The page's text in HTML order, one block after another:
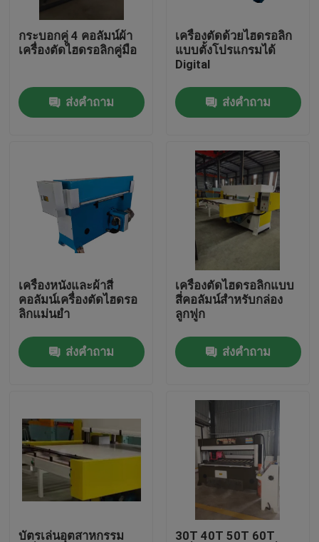
เกี่ยวกับเรา
ควบคุมคุณภาพ
ติดต่อเรา
เครื่องตัดไฮดรอลิก
กดเครื่องตัดไฮดรอลิก
เครื่องตัดแขนสว่านแบบไฮดรอลิค
กระบอกคู่ 4 คอลัมน์ผ้า
เครื่องตัดไฮดรอลิกคู่มือ
ส่งคำถาม
เครื่องตัดด้วยไฮดรอลิก
แบบตั้งโปรแกรมได้
Digital
ส่งคำถาม
เครื่องหนังและผ้าสี่
คอลัมน์เครื่องตัดไฮดรอ
ลิกแม่นยำ
ส่งคำถาม
เครื่องตัดไฮดรอลิกแบบ
สี่คอลัมน์สำหรับกล่อง
ลูกฟูก
ส่งคำถาม
บัตรเล่นอุตสาหกรรม 30T 40T 50T 60T